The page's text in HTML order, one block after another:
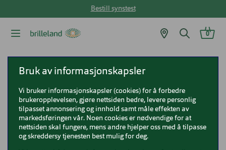
Bestill synstest
0
DbyD DB1133T
0DB1133T
Bruk av informasjonskapsler
Vi bruker informasjonskapsler (cookies) for å forbedre
brukeropplevelsen, gjøre nettsiden bedre, levere personlig
tilpasset annonsering og innhold samt måle effekten av
markedsføringen vår. Noen cookies er nødvendige for at
nettsiden skal fungere, mens andre hjelper oss med å tilpasse
og skreddersy tjenesten best mulig for deg.